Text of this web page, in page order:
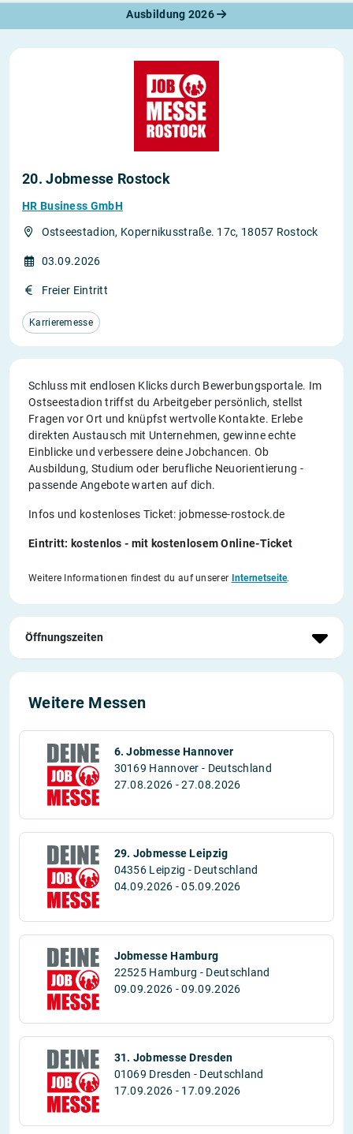
Ausbildung 2026
20. Jobmesse Rostock
HR Business GmbH
Ostseestadion, Kopernikusstraße. 17c, 18057 Rostock
03.09.2026
Freier Eintritt
Karrieremesse
Schluss mit endlosen Klicks durch Bewerbungsportale. Im
Ostseestadion triffst du Arbeitgeber persönlich, stellst
Fragen vor Ort und knüpfst wertvolle Kontakte. Erlebe
direkten Austausch mit Unternehmen, gewinne echte
Einblicke und verbessere deine Jobchancen. Ob
Ausbildung, Studium oder berufliche Neuorientierung -
passende Angebote warten auf dich.
Infos und kostenloses Ticket: jobmesse-rostock.de
Eintritt: kostenlos - mit kostenlosem Online-Ticket
Weitere Informationen findest du auf unserer Internetseite.
Öffnungszeiten
Weitere Messen
6. Jobmesse Hannover
30169 Hannover - Deutschland
27.08.2026 - 27.08.2026
29. Jobmesse Leipzig
04356 Leipzig - Deutschland
04.09.2026 - 05.09.2026
Jobmesse Hamburg
22525 Hamburg - Deutschland
09.09.2026 - 09.09.2026
31. Jobmesse Dresden
01069 Dresden - Deutschland
17.09.2026 - 17.09.2026